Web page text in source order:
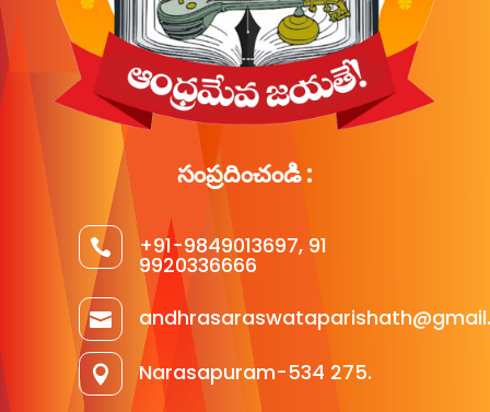
సంప్రదించండి :
 +91-9849013697, 91
9920336666

 Narasapuram-534 275.